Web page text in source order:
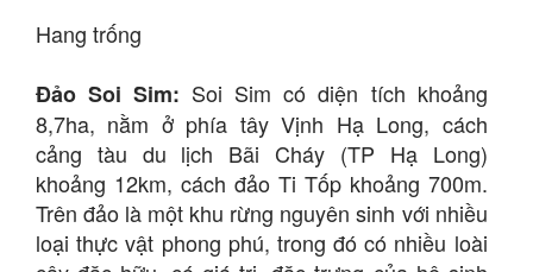
Hang trống
Đảo Soi Sim: Soi Sim có diện tích khoảng
8,7ha, nằm ở phía tây Vịnh Hạ Long, cách
cảng tàu du lịch Bãi Cháy (TP Hạ Long)
khoảng 12km, cách đảo Ti Tốp khoảng 700m.
Trên đảo là một khu rừng nguyên sinh với nhiều
loại thực vật phong phú, trong đó có nhiều loài